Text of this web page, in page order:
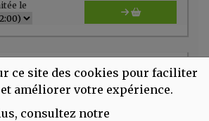
ce site des cookies pour faciliter
améliorer votre expérience.
consultez notre
le